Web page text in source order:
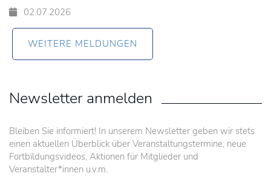
02.07.2026
WEITERE MELDUNGEN
Newsletter anmelden
Bleiben Sie informiert! In unserem Newsletter geben wir stets
einen aktuellen Überblick über Veranstaltungstermine, neue
Fortbildungsvideos, Aktionen für Mitglieder und
Veranstalter*innen u.v.m.